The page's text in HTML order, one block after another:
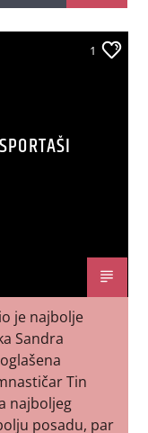
1
je najbolje
Sandra
Tin
najboljeg
posadu, par